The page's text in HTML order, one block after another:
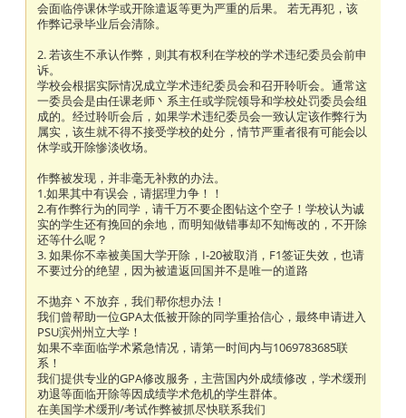
会面临停课休学或开除遣返等更为严重的后果。 若无再犯，该
作弊记录毕业后会清除。
2. 若该生不承认作弊，则其有权利在学校的学术违纪委员会前申
诉。
学校会根据实际情况成立学术违纪委员会和召开聆听会。通常这
一委员会是由任课老师丶系主任或学院领导和学校处罚委员会组
成的。经过聆听会后，如果学术违纪委员会一致认定该作弊行为
属实，该生就不得不接受学校的处分，情节严重者很有可能会以
休学或开除惨淡收场。
作弊被发现，并非毫无补救的办法。
1.如果其中有误会，请据理力争！！
2.有作弊行为的同学，请千万不要企图钻这个空子！学校认为诚
实的学生还有挽回的余地，而明知做错事却不知悔改的，不开除
还等什么呢？
3. 如果你不幸被美国大学开除，I-20被取消，F1签证失效，也请
不要过分的绝望，因为被遣返回国并不是唯一的道路
不抛弃丶不放弃，我们帮你想办法！
我们曾帮助一位GPA太低被开除的同学重拾信心，最终申请进入
PSU滨州州立大学！
如果不幸面临学术紧急情况，请第一时间内与1069783685联
系！
我们提供专业的GPA修改服务，主营国内外成绩修改，学术缓刑
劝退等面临开除等因成绩学术危机的学生群体。
在美国学术缓刑/考试作弊被抓尽快联系我们